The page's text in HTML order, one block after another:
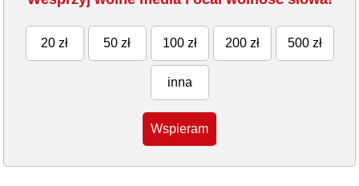
20 zł 50 zł 100 zł 200 zł 500 zł
inna
Wspieram